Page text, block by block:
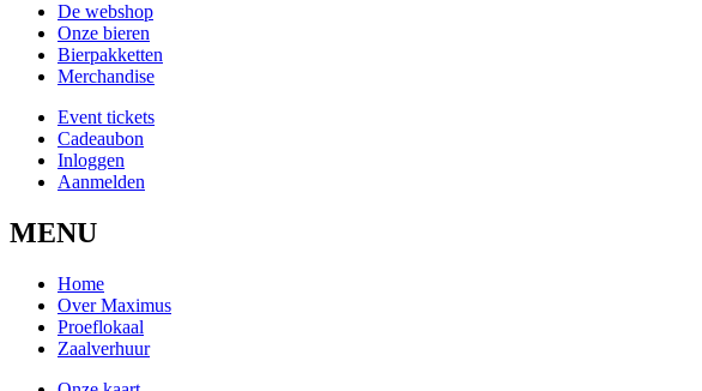
De webshop
Onze bieren
Bierpakketten
Merchandise
Event tickets
Cadeaubon
Inloggen
Aanmelden
MENU
Home
Over Maximus
Proeflokaal
Zaalverhuur